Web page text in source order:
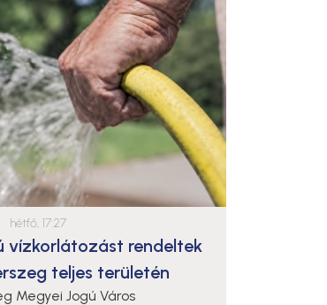
hétfő, 17:27
vízkorlátozást rendeltek
teljes területén
Megyei Jogú Város